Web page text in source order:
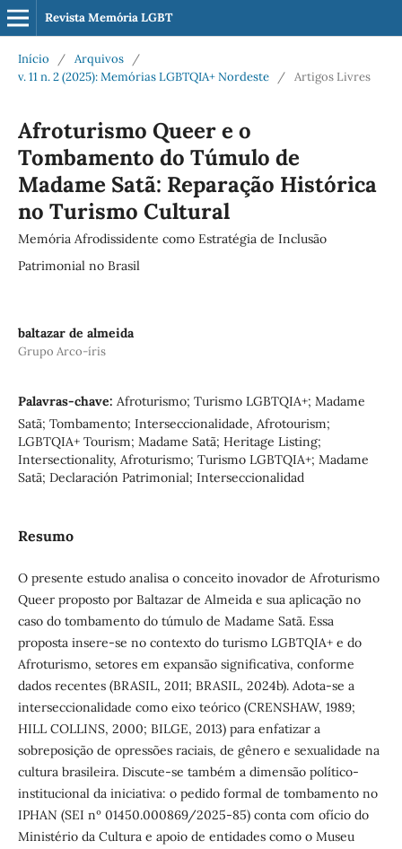
Revista Memória LGBT
Início / Arquivos
/
v. 11 n. 2 (2025): Memórias LGBTQIA+ Nordeste
/ Artigos Livres
Afroturismo Queer e o
Tombamento do Túmulo de
Madame Satã: Reparação Histórica
no Turismo Cultural
Memória Afrodissidente como Estratégia de Inclusão
Patrimonial no Brasil
baltazar de almeida
Grupo Arco-íris
Palavras-chave: Afroturismo; Turismo LGBTQIA+; Madame
Satã; Tombamento; Interseccionalidade, Afrotourism;
LGBTQIA+ Tourism; Madame Satã; Heritage Listing;
Intersectionality, Afroturismo; Turismo LGBTQIA+; Madame
Satã; Declaración Patrimonial; Interseccionalidad
Resumo
O presente estudo analisa o conceito inovador de Afroturismo
Queer proposto por Baltazar de Almeida e sua aplicação no
caso do tombamento do túmulo de Madame Satã. Essa
proposta insere-se no contexto do turismo LGBTQIA+ e do
Afroturismo, setores em expansão significativa, conforme
dados recentes (BRASIL, 2011; BRASIL, 2024b). Adota-se a
interseccionalidade como eixo teórico (CRENSHAW, 1989;
HILL COLLINS, 2000; BILGE, 2013) para enfatizar a
sobreposição de opressões raciais, de gênero e sexualidade na
cultura brasileira. Discute-se também a dimensão político-
institucional da iniciativa: o pedido formal de tombamento no
IPHAN (SEI nº 01450.000869/2025-85) conta com ofício do
Ministério da Cultura e apoio de entidades como o Museu